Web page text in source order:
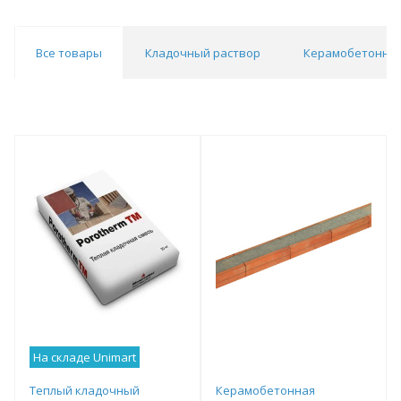
Все товары Кладочный раствор
На складе Unimart
Теплый кладочный
Керамобетонная